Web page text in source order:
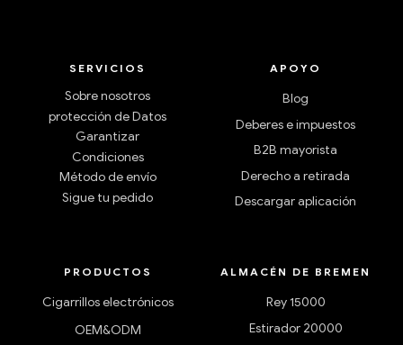
SERVICIOS
Sobre nosotros
protección de Datos
Garantizar
Condiciones
Método de envío
Sigue tu pedido
APOYO
Blog
Deberes e impuestos
B2B mayorista
Derecho a retirada
Descargar aplicación
PRODUCTOS
Cigarrillos electrónicos
OEM&ODM
ALMACÉN DE BREMEN
Rey 15000
Estirador 20000